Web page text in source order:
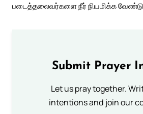
படைத்தலைவர்களை நீர் நியமிக்க
Submit Prayer
Let us pray together.
intentions and join our